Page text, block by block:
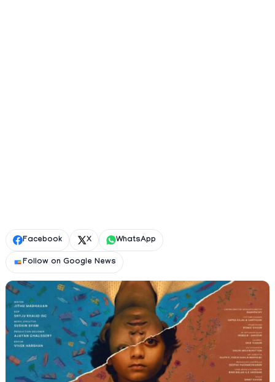
Facebook X WhatsApp
Follow on Google News